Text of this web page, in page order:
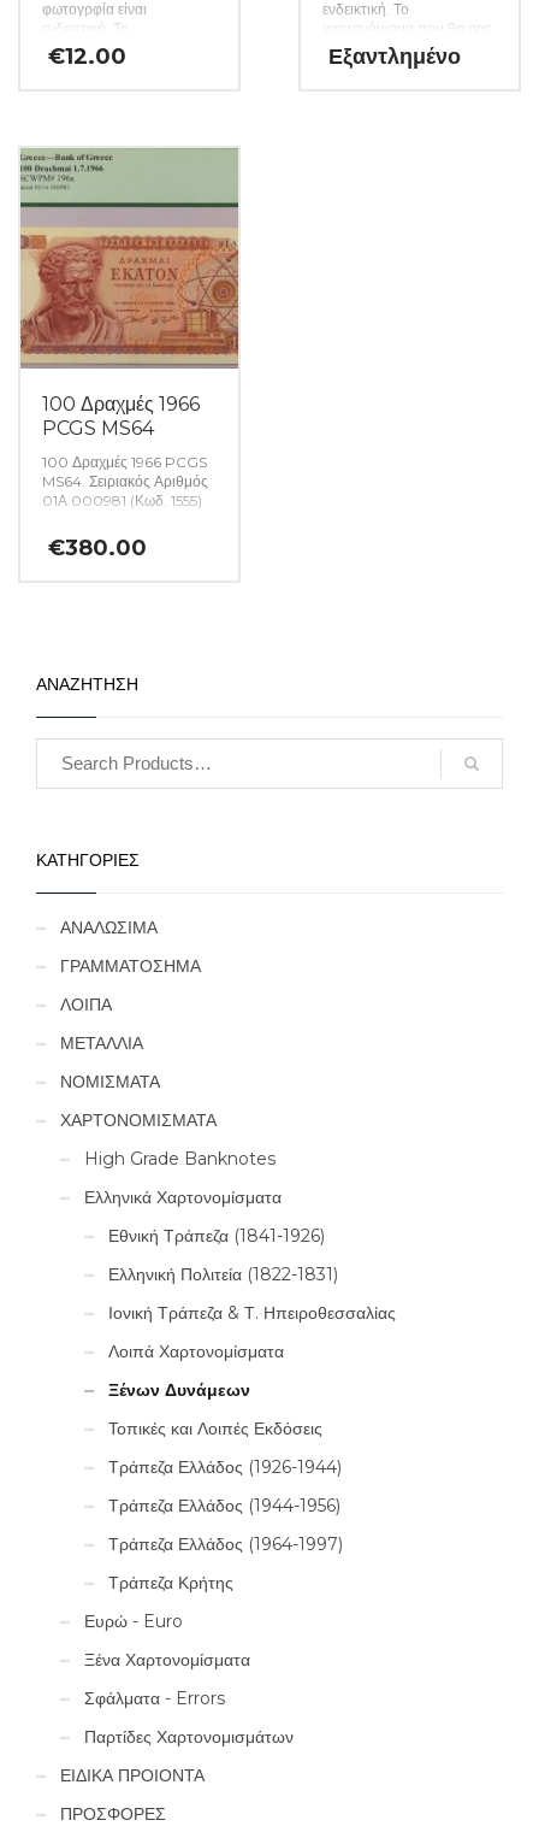
φωτογρφία είναι
ενδεικτική. Το
χαρτονόμισμα που θα σας
αποσταλεί θα είναι σε
€12.00
ενδεικτική. Το
χαρτονόμισμα που θα σας
αποσταλεί θα είναι σε
ακυκλοφόρητη κατάσταση
Εξαντλημένο
100 Δραχμές 1966
PCGS MS64
100 Δραχμές 1966 PCGS
MS64. Σειριακός Αριθμός
01Α 000981 (Κωδ. 1555)
€380.00
ΑΝΑΖΗΤΗΣΗ
ΚΑΤΗΓΟΡΙΕΣ
ΑΝΑΛΩΣΙΜΑ
ΓΡΑΜΜΑΤΟΣΗΜΑ
ΛΟΙΠΑ
ΜΕΤΑΛΛΙΑ
ΝΟΜΙΣΜΑΤΑ
ΧΑΡΤΟΝΟΜΙΣΜΑΤΑ
High Grade Banknotes
Ελληνικά Χαρτονομίσματα
Εθνική Τράπεζα (1841-1926)
Ελληνική Πολιτεία (1822-1831)
Ιονική Τράπεζα & Τ. Ηπειροθεσσαλίας
Λοιπά Χαρτονομίσματα
Ξένων Δυνάμεων
Τοπικές και Λοιπές Εκδόσεις
Τράπεζα Ελλάδος (1926-1944)
Τράπεζα Ελλάδος (1944-1956)
Τράπεζα Ελλάδος (1964-1997)
Τράπεζα Κρήτης
Ευρώ - Euro
Ξένα Χαρτονομίσματα
Σφάλματα - Errors
Παρτίδες Χαρτονομισμάτων
ΕΙΔΙΚΑ ΠΡΟΙΟΝΤΑ
ΠΡΟΣΦΟΡΕΣ